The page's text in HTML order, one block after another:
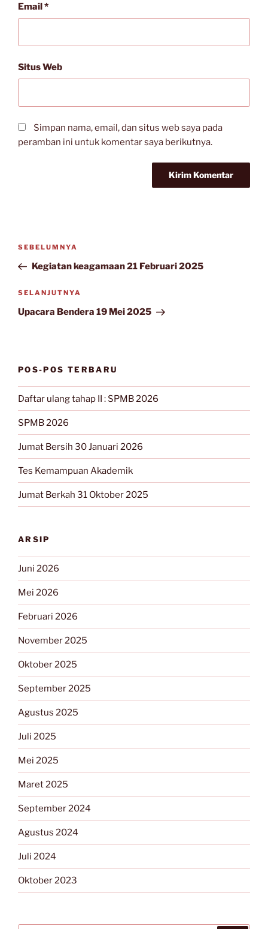
Email*
Situs Web
Simpan nama, email, dan situs web saya pada
peramban ini untuk komentar saya berikutnya.
Navigasi
Pos
Sebelumnya
SEBELUMNYA
Kegiatan keagamaan 21 Februari 2025
Pos
Selanjutnya
SELANJUTNYA
Upacara Bendera 19 Mei 2025
POS-POS TERBARU
Daftar ulang tahap II : SPMB 2026
SPMB 2026
Jumat Bersih 30 Januari 2026
Tes Kemampuan Akademik
Jumat Berkah 31 Oktober 2025
ARSIP
Juni 2026
Mei 2026
Februari 2026
November 2025
Oktober 2025
September 2025
Agustus 2025
Juli 2025
Mei 2025
Maret 2025
September 2024
Agustus 2024
Juli 2024
Oktober 2023